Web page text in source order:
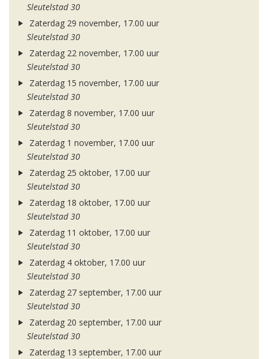
Sleutelstad 30
Zaterdag 29 november, 17.00 uur
Sleutelstad 30
Zaterdag 22 november, 17.00 uur
Sleutelstad 30
Zaterdag 15 november, 17.00 uur
Sleutelstad 30
Zaterdag 8 november, 17.00 uur
Sleutelstad 30
Zaterdag 1 november, 17.00 uur
Sleutelstad 30
Zaterdag 25 oktober, 17.00 uur
Sleutelstad 30
Zaterdag 18 oktober, 17.00 uur
Sleutelstad 30
Zaterdag 11 oktober, 17.00 uur
Sleutelstad 30
Zaterdag 4 oktober, 17.00 uur
Sleutelstad 30
Zaterdag 27 september, 17.00 uur
Sleutelstad 30
Zaterdag 20 september, 17.00 uur
Sleutelstad 30
Zaterdag 13 september, 17.00 uur